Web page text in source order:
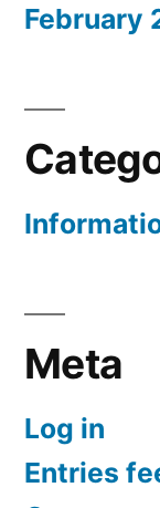
February
Meta
Log in
Entries